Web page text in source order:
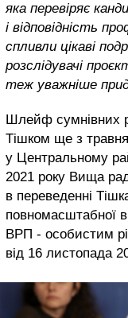
яка перевіряє
і відповідність
спливли цікаві
розслідувачі
теж уважніше
Шлейф сумнівних
Тішком ще з
у Центральному
2021 року Вища
в переведенні
повномасштабної
ВРП - особистим
від 16 листопада